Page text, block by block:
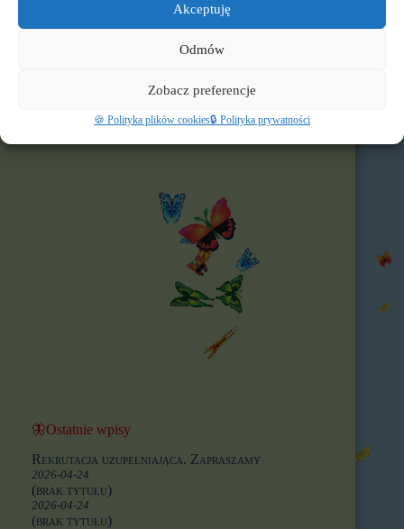
Akceptuję
Odmów
Zobacz preferencje
🍪 Polityka plików cookies🔒 Polityka prywatności
🦋Ostatnie wpisy
Rekrutacja uzupełniająca. Zapraszamy
2026-04-24
(brak tytułu)
2026-04-24
(brak tytułu)